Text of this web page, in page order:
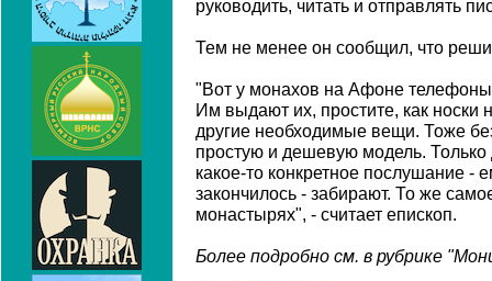
руководить, читать и отправлять
Тем не менее он сообщил, что
"Вот у монахов на Афоне
Им выдают их, простите, как носки
другие необходимые вещи. Тоже
простую и дешевую модель.
какое-то конкретное послушание -
закончилось - забирают. То же
монастырях", - считает епископ.
Более подробно см. в рубрике